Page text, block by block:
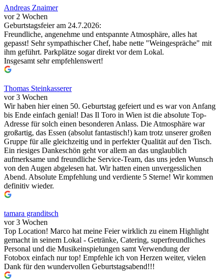
Andreas Znaimer
vor 2 Wochen
Geburtstagsfeier am 24.7.2026:
Freundliche, angenehme und entspannte Atmosphäre, alles hat
gepasst! Sehr sympathischer Chef, habe nette "Weingespräche" mit
ihm geführt. Parkplätze sogar direkt vor dem Lokal.
Insgesamt sehr empfehlenswert!
Thomas Steinkasserer
vor 3 Wochen
Wir haben hier einen 50. Geburtstag gefeiert und es war von Anfang
bis Ende einfach genial! Das Il Toro in Wien ist die absolute Top-
Adresse für solch einen besonderen Anlass. Die Atmosphäre war
großartig, das Essen (absolut fantastisch!) kam trotz unserer großen
Gruppe für alle gleichzeitig und in perfekter Qualität auf den Tisch.
Ein riesiges Dankeschön geht vor allem an das unglaublich
aufmerksame und freundliche Service-Team, das uns jeden Wunsch
von den Augen abgelesen hat. Wir hatten einen unvergesslichen
Abend. Absolute Empfehlung und verdiente 5 Sterne! Wir kommen
definitiv wieder.
tamara granditsch
vor 3 Wochen
Top Location! Marco hat meine Feier wirklich zu einem Highlight
gemacht in seinem Lokal - Getränke, Catering, superfreundliches
Personal und die Musikeinspielungen samt Verwendung der
Fotobox einfach nur top! Empfehle ich von Herzen weiter, vielen
Dank für den wundervollen Geburtstagsabend!!!